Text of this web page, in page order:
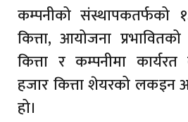
कम्पनीको
कित्ता, आयोजना
कित्ता र कम्पनीमा कार्यरत
हजार कित्ता शेयरको लकइन
हो।